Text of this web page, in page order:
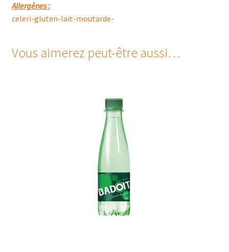
Allergènes :
celeri-gluten-lait-moutarde-
Vous aimerez peut-être aussi…